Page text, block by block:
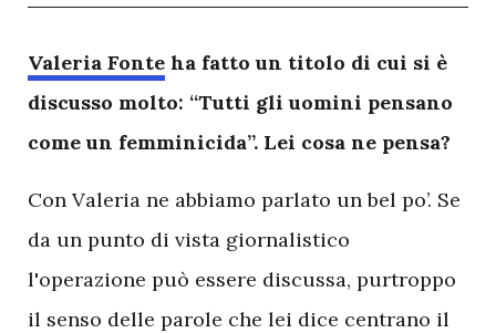
Valeria Fonte ha fatto un titolo di cui si è
discusso molto: “Tutti gli uomini pensano
come un femminicida”. Lei cosa ne pensa?
Con Valeria ne abbiamo parlato un bel po’. Se
da un punto di vista giornalistico
l'operazione può essere discussa, purtroppo
il senso delle parole che lei dice centrano il